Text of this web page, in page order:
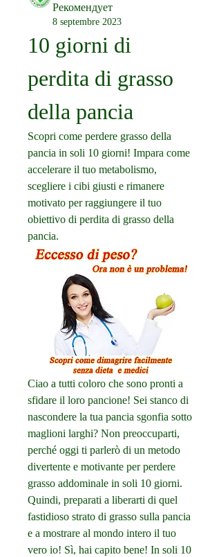
Рекомендует
8 septembre 2023
10 giorni di
perdita di grasso
della pancia
Scopri come perdere grasso della
pancia in soli 10 giorni! Impara come
accelerare il tuo metabolismo,
scegliere i cibi giusti e rimanere
motivato per raggiungere il tuo
obiettivo di perdita di grasso della
pancia.
Ciao a tutti coloro che sono pronti a
sfidare il loro pancione! Sei stanco di
nascondere la tua pancia sgonfia sotto
maglioni larghi? Non preoccuparti,
perché oggi ti parlerò di un metodo
divertente e motivante per perdere
grasso addominale in soli 10 giorni.
Quindi, preparati a liberarti di quel
fastidioso strato di grasso sulla pancia
e a mostrare al mondo intero il tuo
vero io! Sì, hai capito bene! In soli 10